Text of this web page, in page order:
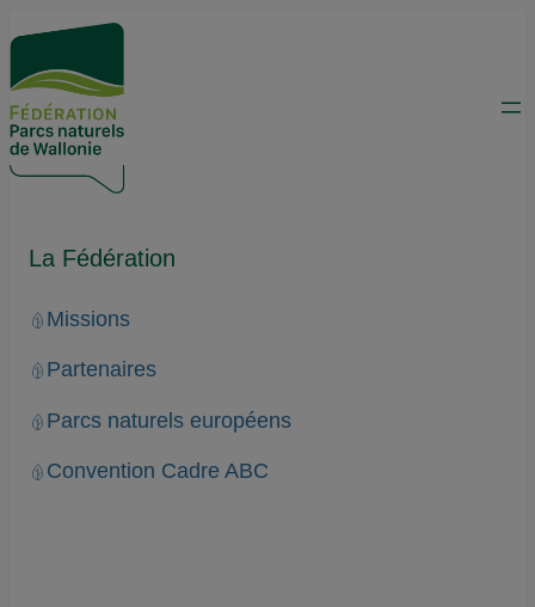
La Fédération
Missions
Partenaires
Parcs naturels européens
Convention Cadre ABC